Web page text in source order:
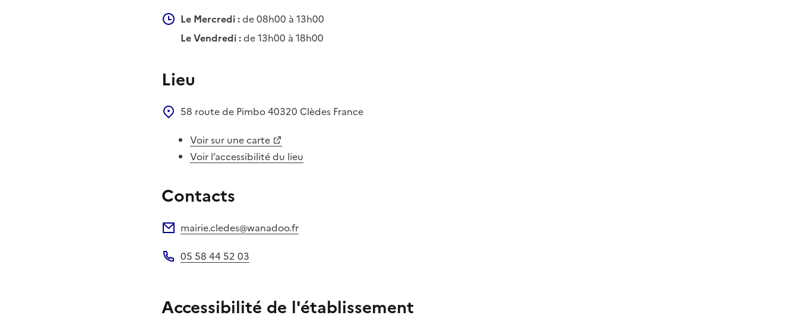
Le Mercredi :de 08h00 à 13h00
Le Vendredi :de 13h00 à 18h00
Lieu
58 route de Pimbo40320 Clèdes France
Voir sur une carte
Voir l’accessibilité du lieu
Contacts
mairie.cledes@wanadoo.fr
05 58 44 52 03
Accessibilité de l'établissement